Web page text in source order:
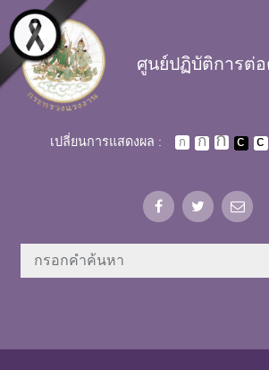
Skip to main content
ศูนย์ปฏิบัติการต่
เปลี่ยนการแสดงผล :